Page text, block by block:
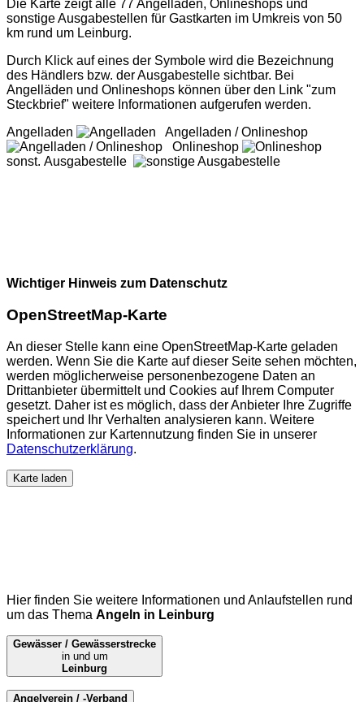
Die Karte zeigt alle 77 Angelläden, Onlineshops und
sonstige Ausgabestellen für Gastkarten im Umkreis von 50
km rund um Leinburg.
Durch Klick auf eines der Symbole wird die Bezeichnung
des Händlers bzw. der Ausgabestelle sichtbar. Bei
Angelläden und Onlineshops können über den Link "zum
Steckbrief" weitere Informationen aufgerufen werden.
Angelladen
Angelladen / Onlineshop
Onlineshop
sonst. Ausgabestelle
Wichtiger Hinweis zum Datenschutz
OpenStreetMap-Karte
An dieser Stelle kann eine OpenStreetMap-Karte geladen
werden. Wenn Sie die Karte auf dieser Seite sehen möchten,
werden möglicherweise personenbezogene Daten an
Drittanbieter übermittelt und Cookies auf Ihrem Computer
gesetzt. Daher ist es möglich, dass der Anbieter Ihre Zugriffe
speichert und Ihr Verhalten analysieren kann. Weitere
Informationen zur Kartennutzung finden Sie in unserer
Datenschutzerklärung.
Karte laden
Hier finden Sie weitere Informationen und Anlaufstellen rund
um das Thema Angeln in Leinburg
Gewässer / Gewässerstrecke
in und um
Leinburg
Angelverein / -Verband